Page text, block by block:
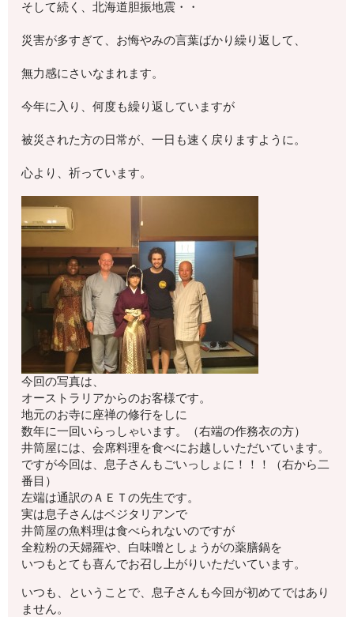
そして続く、北海道胆振地震・・
災害が多すぎて、お悔やみの言葉ばかり繰り返して、
無力感にさいなまれます。
今年に入り、何度も繰り返していますが
被災された方の日常が、一日も速く戻りますように。
心より、祈っています。
今回の写真は、
オーストラリアからのお客様です。
地元のお寺に座禅の修行をしに
数年に一回いらっしゃいます。（右端の作務衣の方）
井筒屋には、会席料理を食べにお越しいただいています。
ですが今回は、息子さんもごいっしょに！！！（右から二
番目）
左端は通訳のＡＥＴの先生です。
実は息子さんはベジタリアンで
井筒屋の魚料理は食べられないのですが
全粒粉の天婦羅や、白味噌としょうがの薬膳鍋を
いつもとても喜んでお召し上がりいただいています。
いつも、ということで、息子さんも今回が初めてではあり
ません。